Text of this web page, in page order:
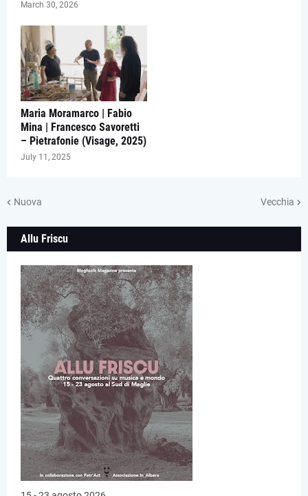
March 30, 2026
Maria Moramarco | Fabio
Mina | Francesco Savoretti
– Pietrafonie (Visage, 2025)
July 11, 2025
Nuova Vecchia
Allu Friscu